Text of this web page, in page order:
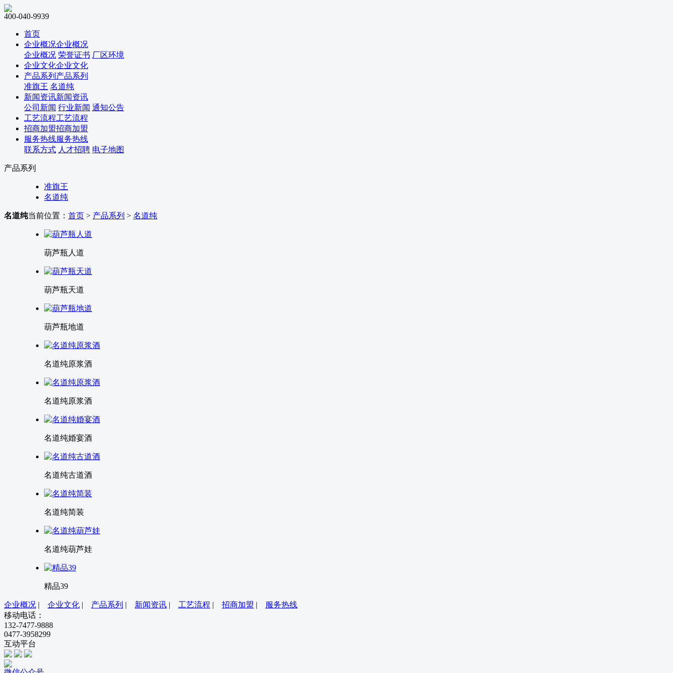
400-040-9939
首页
企业概况企业概况
企业概况 荣誉证书 厂区环境
企业文化企业文化
产品系列 产品系列
准旗王 名道纯
新闻资讯新闻资讯
公司新闻 行业新闻 通知公告
工艺流程工艺流程
招商加盟招商加盟
服务热线服务热线
联系方式 人才招聘 电子地图
产品系列
准旗王
名道纯
名道纯当前位置： 首页 > 产品系列 > 名道纯
葫芦瓶人道
葫芦瓶天道
葫芦瓶地道
名道纯原浆酒
名道纯原浆酒
名道纯婚宴酒
名道纯古道酒
名道纯简装
名道纯葫芦娃
精品39
企业概况 | 企业文化 | 产品系列 | 新闻资讯 | 工艺流程 | 招商加盟 |
服务热线
移动电话：
132-7477-9888
0477-3958299
互动平台